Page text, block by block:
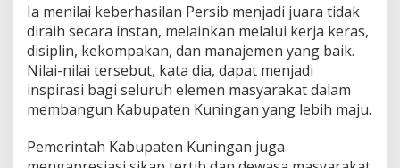
Ia menilai keberhasilan Persib menjadi juara tidak
diraih secara instan, melainkan melalui kerja keras,
disiplin, kekompakan, dan manajemen yang baik.
Nilai-nilai tersebut, kata dia, dapat menjadi
inspirasi bagi seluruh elemen masyarakat dalam
membangun Kabupaten Kuningan yang lebih maju.
Pemerintah Kabupaten Kuningan juga